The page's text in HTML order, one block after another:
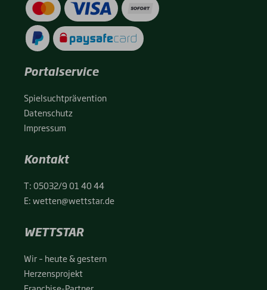
Portalservice
Spiel­sucht­prä­ven­ti­on
Daten­schutz
Impres­sum
Kontakt
T:05032/9 01 40 44
E:wetten@wettstar.de
WETTSTAR
Wir – heu­te & ges­tern
Her­zens­pro­jekt